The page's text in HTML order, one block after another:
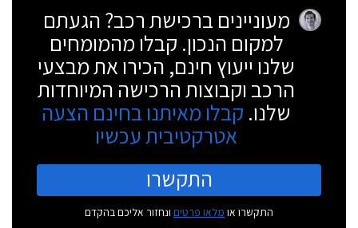
מעוניינים ברכישת רכב? הגעתם
למקום הנכון. קבלו מהמומחים
שלנו ייעוץ חינם, הכירו את מבצעי
הרכב וקבוצות הרכישה המיוחדות
שלנו. קבלו מאיתנו בחינם הצעה
אטרקטיבית עכשיו
התקשרו
התקשרו או מלאו פרטים ונחזור אליכם בהקדם